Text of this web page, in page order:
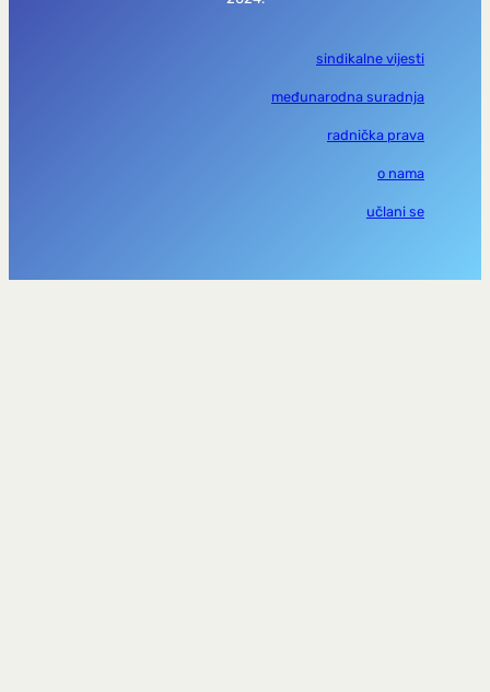
sindikalne vijesti
međunarodna suradnja
radnička prava
o nama
učlani se